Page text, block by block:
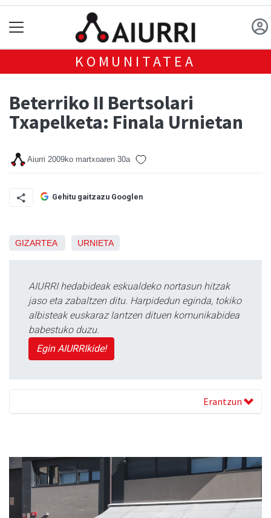
KOMUNITATEA
Beterriko II Bertsolari
Txapelketa: Finala Urnietan
Aiurri 2009ko martxoaren 30a
Gehitu gaitzazu Googlen
GIZARTEA URNIETA
AIURRI hedabideak eskualdeko nortasun hitzak
jaso eta zabaltzen ditu. Harpidedun eginda, tokiko
albisteak euskaraz lantzen dituen komunikabidea
babestuko duzu.
Egin AIURRIkide!
Erantzun